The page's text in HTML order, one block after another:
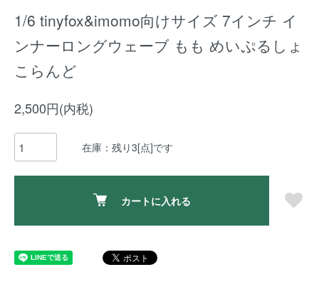
1/6 tinyfox&imomo向けサイズ 7インチ イ
ンナーロングウェーブ もも めいぷるしょ
こらんど
2,500円(内税)
在庫：残り3[点]です
カートに入れる